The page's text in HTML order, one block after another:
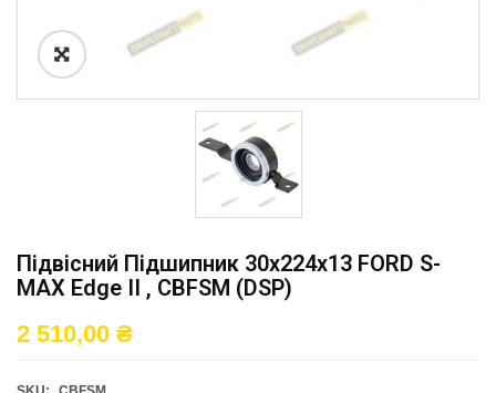
Підвісний Підшипник 30x224x13 FORD S-
MAX Edge II , CBFSM (DSP)
2 510,00 ₴